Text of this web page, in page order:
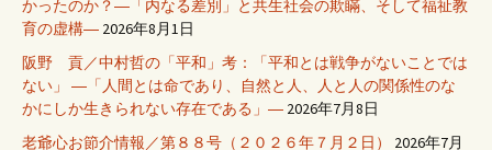
かったのか？―「内なる差別」と共生社会の欺瞞、そして福祉教
育の虚構― 2026年8月1日
阪野 貢／中村哲の「平和」考：「平和とは戦争がないことでは
ない」 ―「人間とは命であり、自然と人、人と人の関係性のな
かにしか生きられない存在である」― 2026年7月8日
老爺心お節介情報／第８８号（２０２６年７月２日）
2026年7月